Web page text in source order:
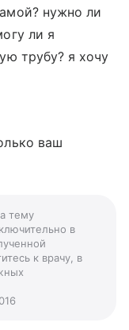
нужно ли
ли я
трубу? я хочу
ваш
тему
в
к врачу, в